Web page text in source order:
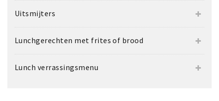
Uitsmijters
Lunchgerechten met frites of brood
Lunch verrassingsmenu